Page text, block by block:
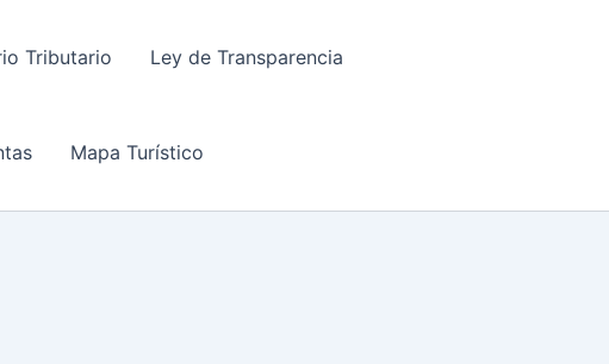
Tributario Ley de Transparencia
Mapa Turístico